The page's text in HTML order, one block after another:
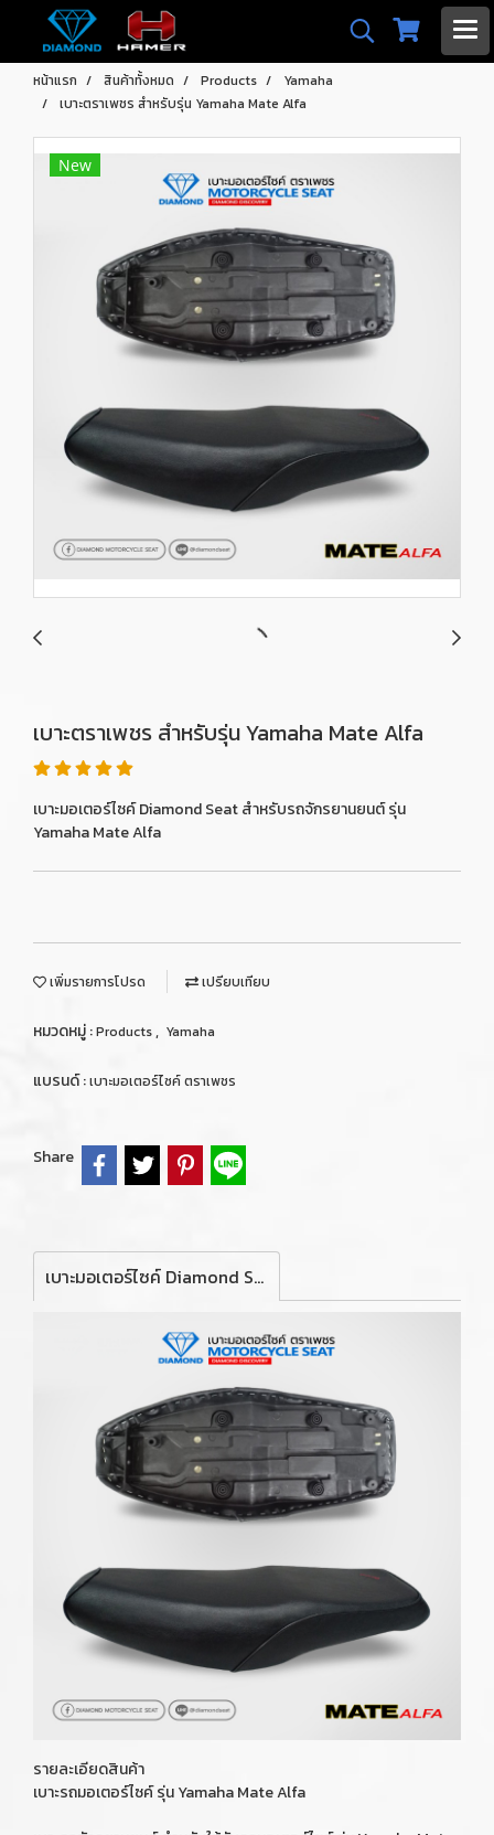
หน้าแรก สินค้าทั้งหมด Products
Yamaha
เบาะตราเพชร สำหรับรุ่น Yamaha Mate Alfa
New
เบาะตราเพชร สำหรับรุ่น Yamaha Mate Alfa
เบาะมอเตอร์ไซค์ Diamond Seat สำหรับรถจักรยานยนต์ รุ่น
Yamaha Mate Alfa
เพิ่มรายการโปรด เปรียบเทียบ
หมวดหมู่ :Products, Yamaha
แบรนด์ :เบาะมอเตอร์ไซค์ ตราเพชร
Share
เบาะมอเตอร์ไซค์ Diamond Seat สำหรับรถจักรยานยนต์ รุ่น Yamaha Mate Alfa
รายละเอียดสินค้า
เบาะรถมอเตอร์ไซค์ รุ่น Yamaha Mate Alfa